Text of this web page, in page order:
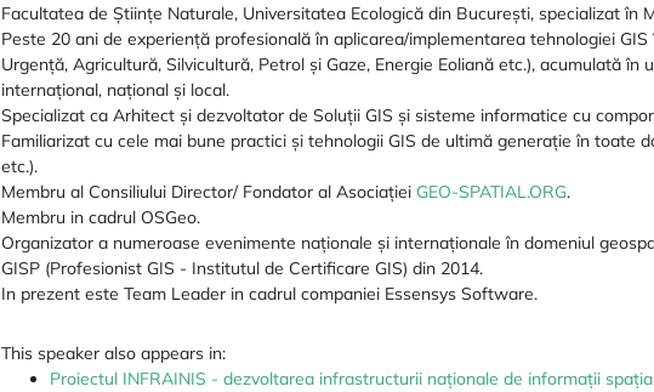
Facultatea de Științe Naturale, Universitatea Ecologică din București, specializat în
Peste 20 ani de experiență profesională în aplicarea/implementarea tehnologiei
Urgență, Agricultură, Silvicultură, Petrol și Gaze, Energie Eoliană etc.), acumulată
internațional, național și local.
Specializat ca Arhitect și dezvoltator de Soluții GIS și sisteme informatice cu
Familiarizat cu cele mai bune practici și tehnologii GIS de ultimă generație în toate
etc.).
Membru al Consiliului Director/ Fondator al Asociației GEO-SPATIAL.ORG.
Membru in cadrul OSGeo.
Organizator a numeroase evenimente naționale și internaționale în domeniul
GISP (Profesionist GIS - Institutul de Certificare GIS) din 2014.
In prezent este Team Leader in cadrul companiei Essensys Software.
This speaker also appears in:
Proiectul INFRAINIS - dezvoltarea infrastructurii naționale de informații